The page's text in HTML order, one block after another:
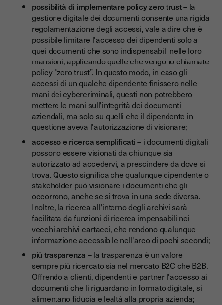
possibilità di implementare policy zero trust– la
gestione digitale dei documenti consente una rigida
regolamentazione degli accessi, vale a dire che è
possibile limitare l'accesso dei dipendenti solo a
quei documenti che sono indispensabili nelle loro
mansioni, applicando quelle che vengono chiamate
policy “zero trust”. In questo modo, in caso gli
accessi di un qualche dipendente finissero nelle
mani dei cybercriminali, questi non potrebbero
mettere le mani sull'integrità dei documenti
aziendali, ma solo su quelli che il dipendente in
questione aveva l'autorizzazione di visionare;
accesso e ricerca semplificati– i documenti digitali
possono essere visionati da chiunque sia
autorizzato ad accedervi, a prescindere da dove si
trova. Questo significa che qualunque dipendente o
stakeholder può visionare i documenti che gli
occorrono, anche se si trova in una sede diversa.
Inoltre, la ricerca all'interno degli archivi sarà
facilitata da funzioni di ricerca impensabili nei
vecchi archivi cartacei, che rendono qualunque
informazione accessibile nell'arco di pochi secondi;
più trasparenza – la trasparenza è un valore
sempre più ricercato sia nel mercato B2C che B2B.
Offrendo a clienti, dipendenti e partner l'accesso ai
documenti che li riguardano in formato digitale, si
alimentano fiducia e lealtà alla propria azienda;